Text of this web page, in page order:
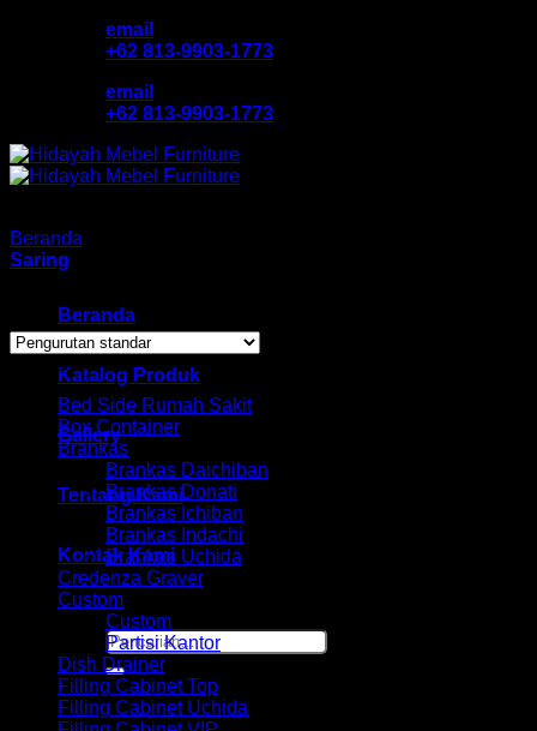
email
+62 813-9903-1773
email
+62 813-9903-1773
Beranda
Katalog Produk
Gallery
Tentang Kami
Kontak Kami
Pencarian
untuk:
Beranda
Saring
Browse
Bed Side Rumah Sakit
Box Container
Brankas
Brankas Daichiban
Brankas Donati
Brankas Ichiban
Brankas Indachi
Brankas Uchida
Credenza Graver
Custom
Custom
Partisi Kantor
Dish Drainer
Filling Cabinet Top
Filling Cabinet Uchida